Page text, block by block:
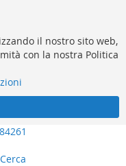
il nostro sito web,
con la nostra Politica
Cerca